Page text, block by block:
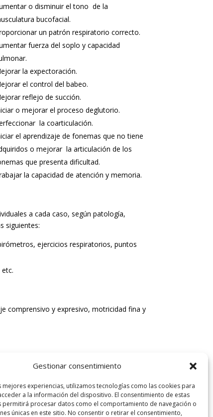
Gestionar consentimiento
mejores experiencias, utilizamos tecnologías como las cookies para
a la información del dispositivo. El consentimiento de estas
permitirá procesar datos como el comportamiento de navegación o
únicas en este sitio. No consentir o retirar el consentimiento,
o disminuir el tono de la
bucofacial.
un patrón respiratorio correcto.
fuerza del soplo y capacidad
la expectoración.
el control del babeo.
reflejo de succión.
o mejorar el proceso deglutorio.
la coarticulación.
el aprendizaje de fonemas que no tiene
o mejorar la articulación de los
que presenta dificultad.
la capacidad de atención y memoria.
a cada caso, según patología,
siguientes:
ejercicios respiratorios, puntos
comprensivo y expresivo, motricidad fina y